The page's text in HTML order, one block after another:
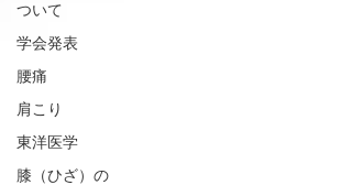
ついて
学会発表
腰痛
肩こり
東洋医学
膝（ひざ）の